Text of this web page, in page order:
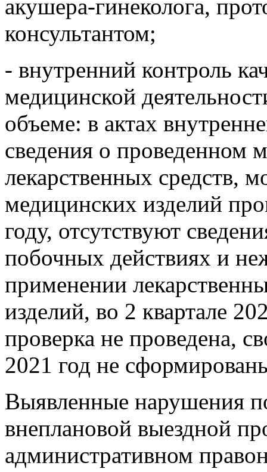
акушера-гинеколога,
консультантом;
- внутренний контроль
медицинской
объеме: в актах
сведения о проведенном
лекарственных средств,
медицинских изделий
году, отсутствуют
побочных действиях и
применении
изделий, во 2 квартале
проверка не проведена,
2021 год не
Выявленные нарушения
внеплановой выездной
административном